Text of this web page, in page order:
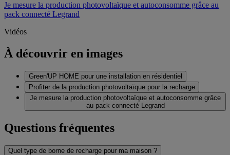
Je mesure la production photovoltaïque et autoconsomme grâce au
pack connecté Legrand
Vidéos
À découvrir en images
Green'UP HOME pour une installation en résidentiel
Profiter de la production photovoltaïque pour la recharge
Je mesure la production photovoltaïque et autoconsomme grâce
au pack connecté Legrand
Questions fréquentes
Quel type de borne de recharge pour ma maison ?